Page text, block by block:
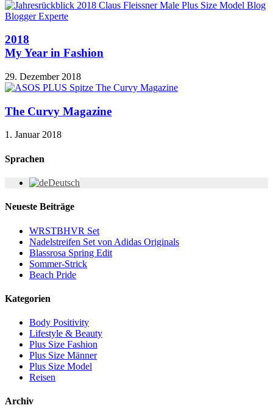
2018
My Year in Fashion
29. Dezember 2018
The Curvy Magazine
1. Januar 2018
Sprachen
Deutsch
Neueste Beiträge
WRSTBHVR Set
Nadelstreifen Set von Adidas Originals
Blassrosa Spring Edit
Sommer-Strick
Beach Pride
Kategorien
Body Positivity
Lifestyle & Beauty
Plus Size Fashion
Plus Size Männer
Plus Size Model
Reisen
Archiv